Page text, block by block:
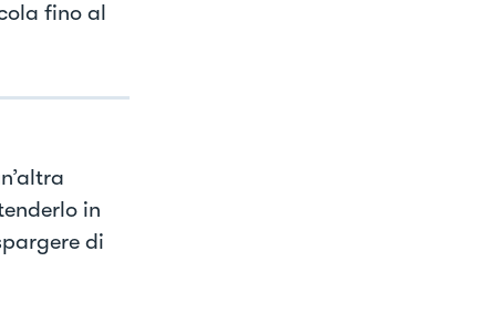
fino al
in
di